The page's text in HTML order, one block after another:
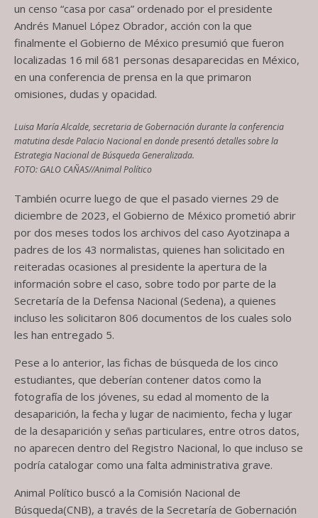
un censo “casa por casa” ordenado por el presidente
Andrés Manuel López Obrador, acción con la que
finalmente el Gobierno de México presumió que fueron
localizadas 16 mil 681 personas desaparecidas en México,
en una conferencia de prensa en la que primaron
omisiones, dudas y opacidad.
Luisa María Alcalde, secretaria de Gobernación durante la conferencia
matutina desde Palacio Nacional en donde presentó detalles sobre la
Estrategia Nacional de Búsqueda Generalizada.
FOTO: GALO CAÑAS//Animal Político
También ocurre luego de que el pasado viernes 29 de
diciembre de 2023, el Gobierno de México prometió abrir
por dos meses todos los archivos del caso Ayotzinapa a
padres de los 43 normalistas, quienes han solicitado en
reiteradas ocasiones al presidente la apertura de la
información sobre el caso, sobre todo por parte de la
Secretaría de la Defensa Nacional (Sedena), a quienes
incluso les solicitaron 806 documentos de los cuales solo
les han entregado 5.
Pese a lo anterior, las fichas de búsqueda de los cinco
estudiantes, que deberían contener datos como la
fotografía de los jóvenes, su edad al momento de la
desaparición, la fecha y lugar de nacimiento, fecha y lugar
de la desaparición y señas particulares, entre otros datos,
no aparecen dentro del Registro Nacional, lo que incluso se
podría catalogar como una falta administrativa grave.
Animal Político buscó a la Comisión Nacional de
Búsqueda(CNB), a través de la Secretaría de Gobernación